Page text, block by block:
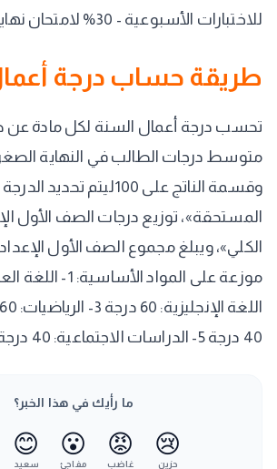
للاختبارات الأسبوعية - 30% لامتحان نهاية الترم
طريقة حساب درجة
تحسب درجة أعمال السنة لكل مادة
متوسط درجات الطالب في النهاية
وقسمة الناتج على 100ليتم تحديد
المستحقة»، توزيع درجات الصف الأول
40 درجة 5- الدراسات الاجتماعية: 40 درجة.
ما رأيك في هذا الخبر؟
😢
حزين
😡
غاضب
😮
مفاجئ
😊
سعيد